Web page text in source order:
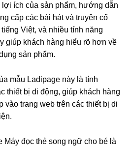
ích của sản phẩm, hướng dẫn
cấp các bài hát và truyện cổ
Việt, và nhiều tính năng
giúp khách hàng hiểu rõ hơn về
sản phẩm.
mẫu Ladipage này là tính
thiết bị di động, giúp khách hàng
vào trang web trên các thiết bị di
Máy đọc thẻ song ngữ cho bé là